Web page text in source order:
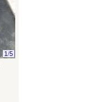
1/5